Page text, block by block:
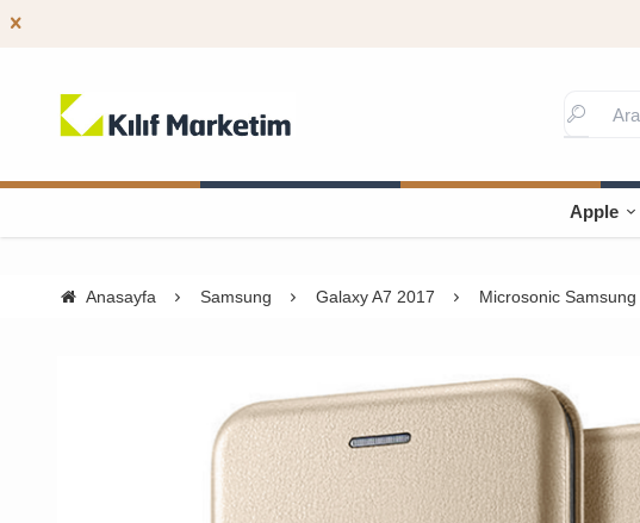
Apple
Anasayfa Samsung Galaxy A7 2017 Microsonic